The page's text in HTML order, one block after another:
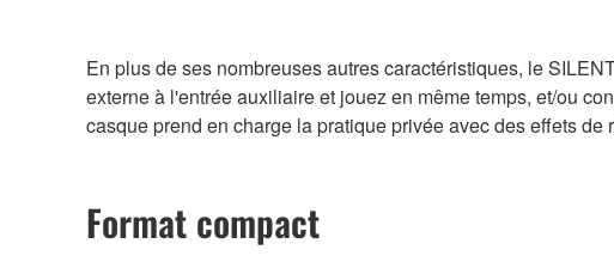
En plus de ses nombreuses autres caractéristiques, le
externe à l'entrée auxiliaire et jouez en même temps, et/ou
casque prend en charge la pratique privée avec des effets de
Format compact